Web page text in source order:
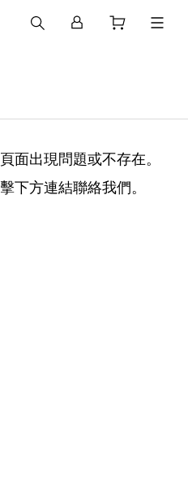
面出現問題或不存在。
下方連結聯絡我們。